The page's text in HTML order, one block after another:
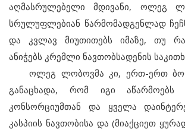
აღმასრულებელი მდივანი, ოლეგ
სრულუფლებიან წარმომადგენლად
და კვლავ მიუთითებს იმაზე, თუ რა
ანიჭებს კრემლი ნავთობსადენის
ოლეგ ლობოვმა კი, ერთ-ერთ
განაცხადა, რომ იგი აწარმოებს
კონსორციუმთან და ყველა
კასპიის ნავთობისა და (მიაქციეთ